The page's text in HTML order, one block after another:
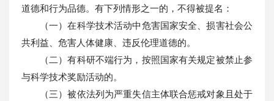
道德和行为品德。有下列情形之一的，不得被提名：
（一）在科学技术活动中危害国家安全、损害社会公
共利益、危害人体健康、违反伦理道德的。
（二）有科研不端行为，按照国家有关规定被禁止参
与科学技术奖励活动的。
（三）被依法列为严重失信主体联合惩戒对象且处于